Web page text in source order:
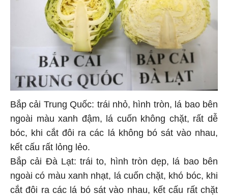
Bắp cải Trung Quốc: trái nhỏ, hình tròn, lá bao bên
ngoài màu xanh đậm, lá cuốn không chặt, rất dễ
bóc, khi cắt đôi ra các lá không bó sát vào nhau,
kết cấu rất lỏng lẻo.
Bắp cải Đà Lạt: trái to, hình tròn dẹp, lá bao bên
ngoài có màu xanh nhạt, lá cuốn chặt, khó bóc, khi
cắt đôi ra các lá bó sát vào nhau, kết cấu rất chặt